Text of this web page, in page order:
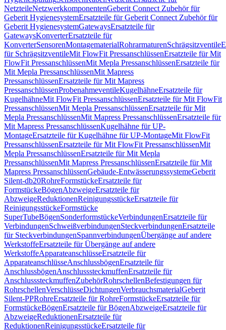
NetzteileNetzwerkkomponentenGeberit Connect Zubehör für
Geberit HygienesystemErsatzteile für Geberit Connect Zubehör für
Geberit HygienesystemGatewaysErsatzteile für
GatewaysKonverterErsatzteile für
KonverterSensorenMontagematerialRohrarmaturenSchrägsitzventile
für SchrägsitzventileMit FlowFit PressanschlüssenErsatzteile für Mit
FlowFit PressanschlüssenMit Mepla PressanschlüssenErsatzteile für
Mit Mepla PressanschlüssenMit Mapress
PressanschlüssenErsatzteile für Mit Mapress
PressanschlüssenProbenahmeventileKugelhähneErsatzteile für
KugelhähneMit FlowFit PressanschlüssenErsatzteile für Mit FlowFit
PressanschlüssenMit Mepla PressanschlüssenErsatzteile für Mit
Mepla PressanschlüssenMit Mapress PressanschlüssenErsatzteile für
Mit Mapress PressanschlüssenKugelhähne für UP-
MontageErsatzteile für Kugelhähne für UP-MontageMit FlowFit
PressanschlüssenErsatzteile für Mit FlowFit PressanschlüssenMit
Mepla PressanschlüssenErsatzteile für Mit Mepla
PressanschlüssenMit Mapress PressanschlüssenErsatzteile für Mit
Mapress PressanschlüssenGebäude-EntwässerungssystemeGeberit
Silent-db20RohreFormstückeErsatzteile für
FormstückeBögenAbzweigeErsatzteile für
AbzweigeReduktionenReinigungsstückeErsatzteile für
ReinigungsstückeFormstücke
SuperTubeBögenSonderformstückeVerbindungenErsatzteile für
VerbindungenSchweißverbindungenSteckverbindungenErsatzteile
für SteckverbindungenSpannverbindungenÜbergänge auf andere
WerkstoffeErsatzteile für Übergänge auf andere
WerkstoffeApparateanschlüsseErsatzteile für
ApparateanschlüsseAnschlussbögenErsatzteile für
AnschlussbögenAnschlusssteckmuffenErsatzteile für
AnschlusssteckmuffenZubehörRohrschellenBefestigungen für
RohrschellenVerschlüsseDichtungenVerbrauchsmaterialGeberit
Silent-PPRohreErsatzteile für RohreFormstückeErsatzteile für
FormstückeBögenErsatzteile für BögenAbzweigeErsatzteile für
AbzweigeReduktionenErsatzteile für
ReduktionenReinigungsstückeErsatzteile für